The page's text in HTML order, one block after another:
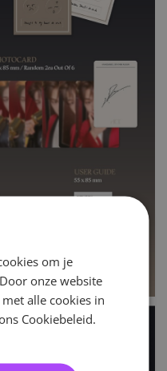
om je
onze website
alle cookies in
Cookiebeleid.